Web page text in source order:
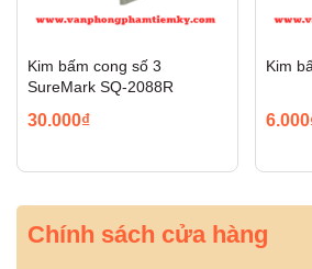
Kim bấm cong số 3
SureMark SQ-2088R
30.000₫
Kim
Chính sách cửa hàng